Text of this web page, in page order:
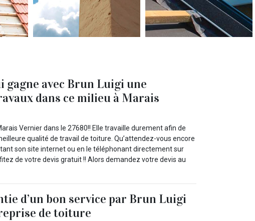
gagne avec Brun Luigi une
dans ce milieu à Marais
Vernier dans le 27680!! Elle travaille durement afin de
qualité de travail de toiture. Qu’attendez-vous encore
son site internet ou en le téléphonant directement sur
de votre devis gratuit !! Alors demandez votre devis au
d’un bon service par Brun Luigi
de toiture